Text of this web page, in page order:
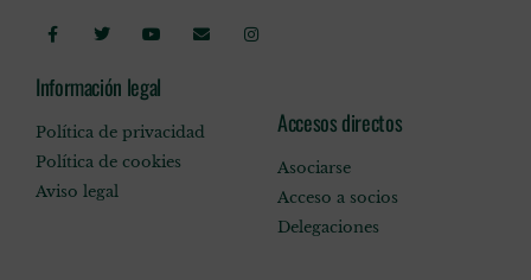
Información legal
Política de privacidad
Política de cookies
Aviso legal
Accesos directos
Asociarse
Acceso a socios
Delegaciones